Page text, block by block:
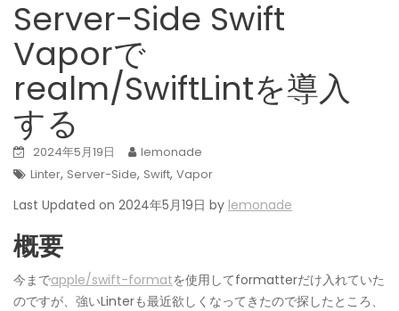
Server-Side Swift
Vaporで
realm/SwiftLintを導入
する
2024年5月19日
lemonade
Linter, Server-Side, Swift, Vapor
Last Updated on 2024年5月19日 by lemonade
概要
今までapple/swift-formatを使用してformatterだけ入れていた
のですが、強いLinterも最近欲しくなってきたので探したところ、